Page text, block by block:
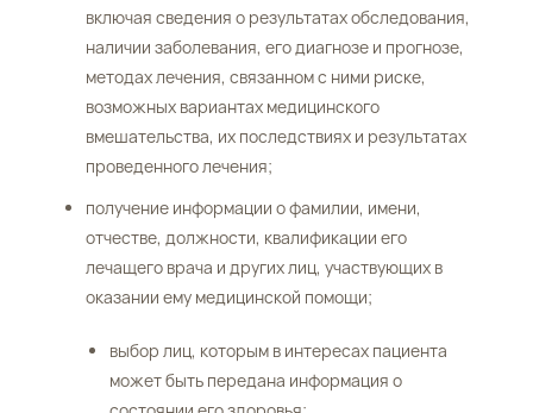
включая сведения о результатах обследования,
наличии заболевания, его диагнозе и прогнозе,
методах лечения, связанном с ними риске,
возможных вариантах медицинского
вмешательства, их последствиях и результатах
проведенного лечения;
получение информации о фамилии, имени,
отчестве, должности, квалификации его
лечащего врача и других лиц, участвующих в
оказании ему медицинской помощи;
выбор лиц, которым в интересах пациента
может быть передана информация о